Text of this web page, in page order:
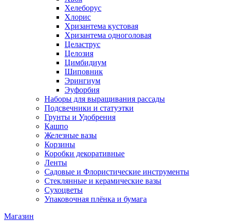
Хелеборус
Хлорис
Хризантема кустовая
Хризантема одноголовая
Целаструс
Целозия
Цимбидиум
Шиповник
Эрингиум
Эуфорбия
Наборы для выращивания рассады
Подсвечники и статуэтки
Грунты и Удобрения
Кашпо
Железные вазы
Корзины
Коробки декоративные
Ленты
Садовые и Флористические инструменты
Стеклянные и керамические вазы
Сухоцветы
Упаковочная плёнка и бумага
Магазин